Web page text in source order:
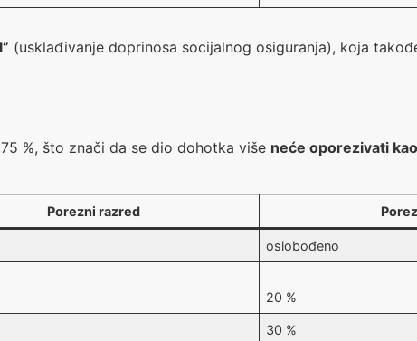
(usklađivanje doprinosa socijalnog osiguranja), koja
%, što znači da se dio dohotka više neće oporezivati
Porezni razred
oslobođeno
20 %
30 %